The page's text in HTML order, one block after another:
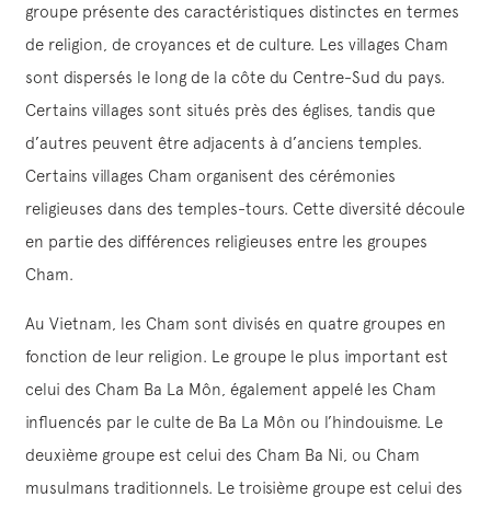
groupe présente des caractéristiques distinctes en termes
de religion, de croyances et de culture. Les villages Cham
sont dispersés le long de la côte du Centre-Sud du pays.
Certains villages sont situés près des églises, tandis que
d’autres peuvent être adjacents à d’anciens temples.
Certains villages Cham organisent des cérémonies
religieuses dans des temples-tours. Cette diversité découle
en partie des différences religieuses entre les groupes
Cham.
Au Vietnam, les Cham sont divisés en quatre groupes en
fonction de leur religion. Le groupe le plus important est
celui des Cham Ba La Môn, également appelé les Cham
influencés par le culte de Ba La Môn ou l’hindouisme. Le
deuxième groupe est celui des Cham Ba Ni, ou Cham
musulmans traditionnels. Le troisième groupe est celui des